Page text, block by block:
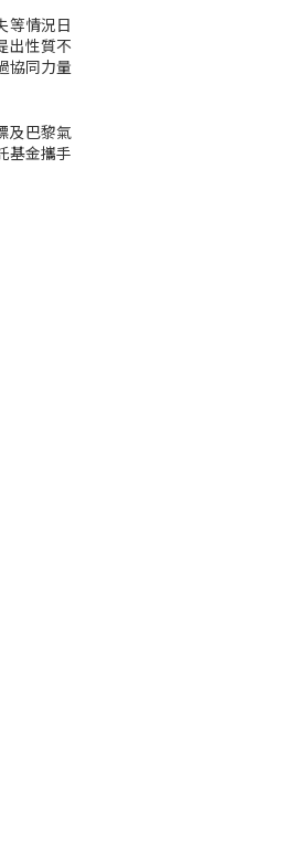
等情況日
出性質不
協同力量
及巴黎氣
基金攜手